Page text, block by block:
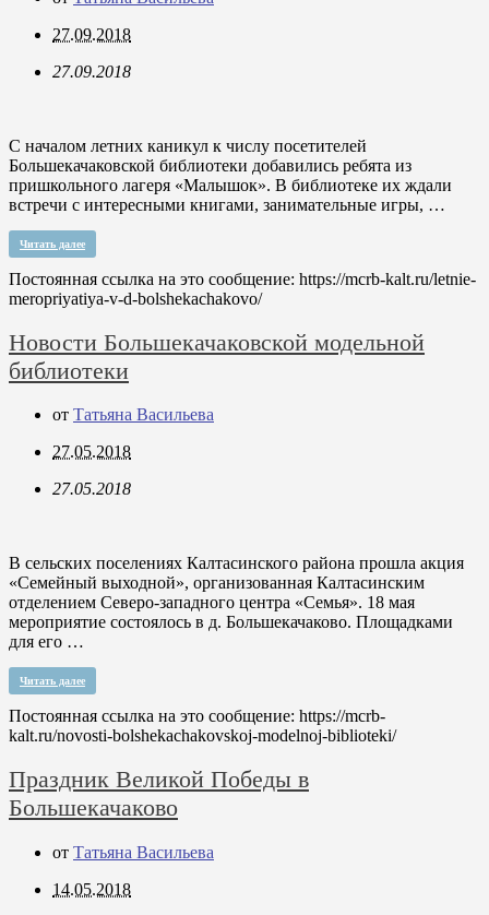
27.09.2018
27.09.2018
С началом летних каникул к числу посетителей
Большекачаковской библиотеки добавились ребята из
пришкольного лагеря «Малышок». В библиотеке их ждали
встречи с интересными книгами, занимательные игры, …
Читать далее
Постоянная ссылка на это сообщение: https://mcrb-kalt.ru/letnie-
meropriyatiya-v-d-bolshekachakovo/
Новости Большекачаковской модельной
библиотеки
от Татьяна Васильева
27.05.2018
27.05.2018
В сельских поселениях Калтасинского района прошла акция
«Семейный выходной», организованная Калтасинским
отделением Северо-западного центра «Семья». 18 мая
мероприятие состоялось в д. Большекачаково. Площадками
для его …
Читать далее
Постоянная ссылка на это сообщение: https://mcrb-
kalt.ru/novosti-bolshekachakovskoj-modelnoj-biblioteki/
Праздник Великой Победы в
Большекачаково
от Татьяна Васильева
14.05.2018